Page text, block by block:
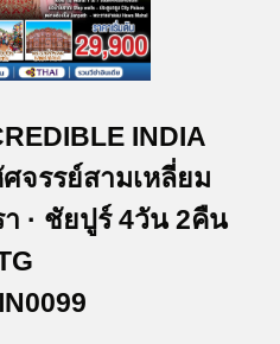
INDIA
จรรย์สามเหลี่ยม
า · ชัยปูร์ 4วัน 2คืน